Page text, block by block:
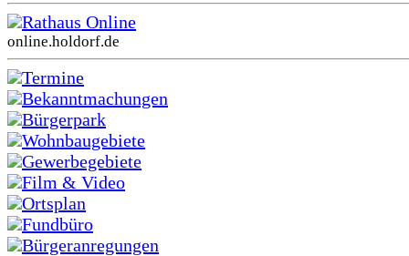
Rathaus Online
online.holdorf.de
Termine
Bekanntmachungen
Bürgerpark
Wohnbaugebiete
Gewerbegebiete
Film & Video
Ortsplan
Fundbüro
Bürgeranregungen